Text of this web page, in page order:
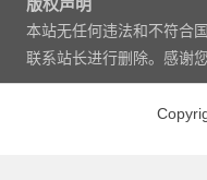
版权声明
本站无任何违法和不符合
联系站长进行删除。感谢